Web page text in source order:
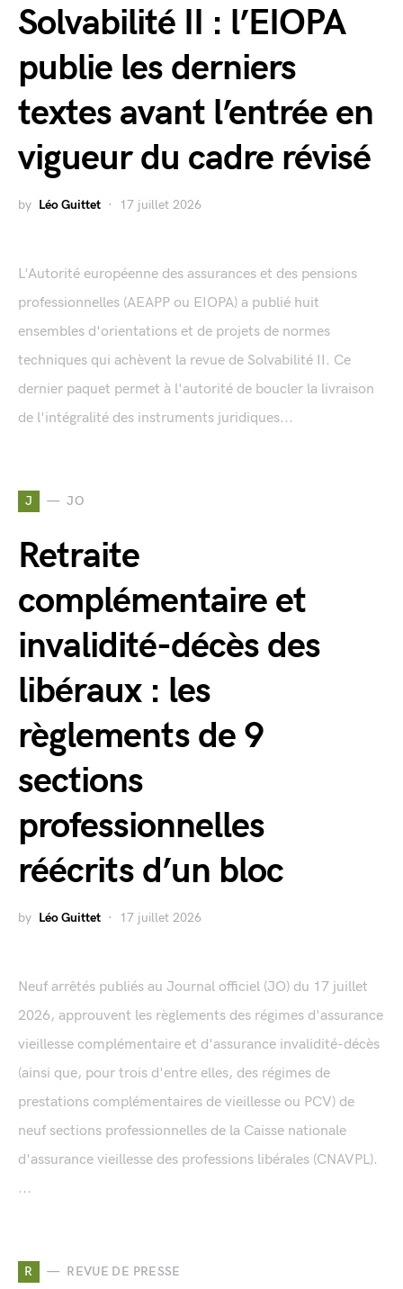
Solvabilité II : l’EIOPA
publie les derniers
textes avant l’entrée en
vigueur du cadre révisé
by Léo Guittet 17 juillet 2026
L'Autorité européenne des assurances et des pensions
professionnelles (AEAPP ou EIOPA) a publié huit
ensembles d'orientations et de projets de normes
techniques qui achèvent la revue de Solvabilité II. Ce
dernier paquet permet à l'autorité de boucler la livraison
de l'intégralité des instruments juridiques...
J JO
Retraite
complémentaire et
invalidité-décès des
libéraux : les
règlements de 9
sections
professionnelles
réécrits d’un bloc
by Léo Guittet 17 juillet 2026
Neuf arrêtés publiés au Journal officiel (JO) du 17 juillet
2026, approuvent les règlements des régimes d'assurance
vieillesse complémentaire et d'assurance invalidité-décès
(ainsi que, pour trois d'entre elles, des régimes de
prestations complémentaires de vieillesse ou PCV) de
neuf sections professionnelles de la Caisse nationale
d'assurance vieillesse des professions libérales (CNAVPL).
...
R REVUE DE PRESSE